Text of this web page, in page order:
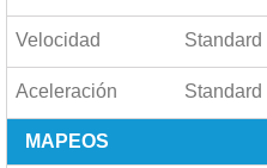
Velocidad Standard
Aceleración Standard
MAPEOS